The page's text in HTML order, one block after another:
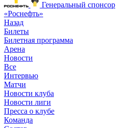
Генеральный спонсор
«Роснефть»
Назад
Билеты
Билетная программа
Арена
Новости
Все
Интервью
Матчи
Новости клуба
Новости лиги
Пресса о клубе
Команда